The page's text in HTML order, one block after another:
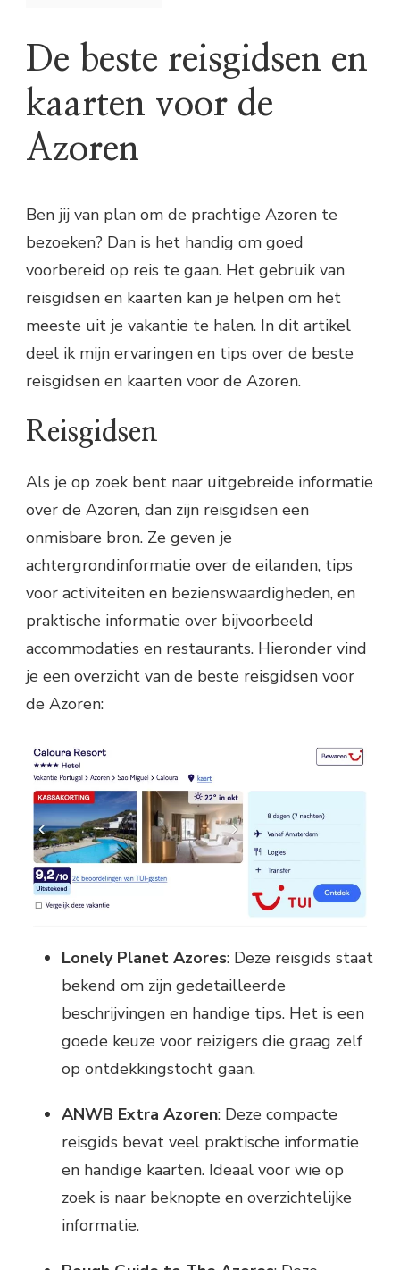
De beste reisgidsen en
kaarten voor de
Azoren
Ben jij van plan om de prachtige Azoren te
bezoeken? Dan is het handig om goed
voorbereid op reis te gaan. Het gebruik van
reisgidsen en kaarten kan je helpen om het
meeste uit je vakantie te halen. In dit artikel
deel ik mijn ervaringen en tips over de beste
reisgidsen en kaarten voor de Azoren.
Reisgidsen
Als je op zoek bent naar uitgebreide informatie
over de Azoren, dan zijn reisgidsen een
onmisbare bron. Ze geven je
achtergrondinformatie over de eilanden, tips
voor activiteiten en bezienswaardigheden, en
praktische informatie over bijvoorbeeld
accommodaties en restaurants. Hieronder vind
je een overzicht van de beste reisgidsen voor
de Azoren:
Lonely Planet Azores: Deze reisgids staat
bekend om zijn gedetailleerde
beschrijvingen en handige tips. Het is een
goede keuze voor reizigers die graag zelf
op ontdekkingstocht gaan.
ANWB Extra Azoren: Deze compacte
reisgids bevat veel praktische informatie
en handige kaarten. Ideaal voor wie op
zoek is naar beknopte en overzichtelijke
informatie.